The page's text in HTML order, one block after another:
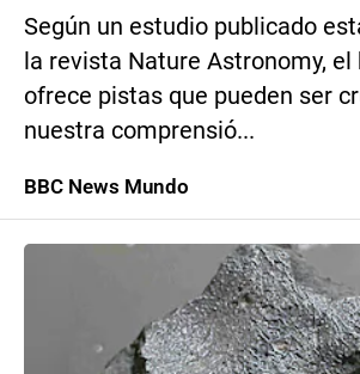
Según un estudio publicado
la revista Nature Astronomy, el
ofrece pistas que pueden ser
nuestra comprensió...
BBC News Mundo